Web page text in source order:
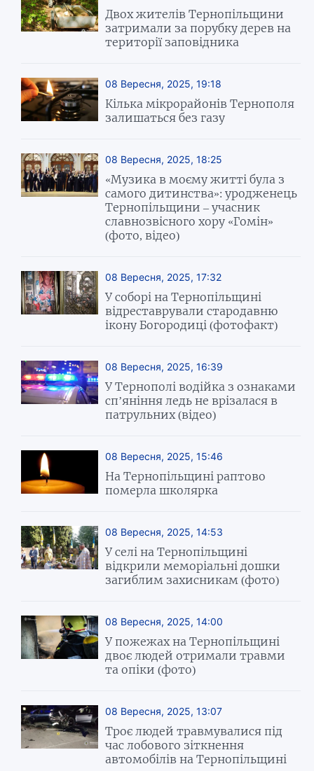
Двох жителів Тернопільщини
затримали за порубку дерев на
території заповідника
08 Вересня, 2025, 19:18
Кілька мікрорайонів Тернополя
залишаться без газу
08 Вересня, 2025, 18:25
«Музика в моєму житті була з
самого дитинства»: уродженець
Тернопільщини – учасник
славнозвісного хору «Гомін»
(фото, відео)
08 Вересня, 2025, 17:32
У соборі на Тернопільщині
відреставрували стародавню
ікону Богородиці (фотофакт)
08 Вересня, 2025, 16:39
У Тернополі водійка з ознаками
сп’яніння ледь не врізалася в
патрульних (відео)
08 Вересня, 2025, 15:46
На Тернопільщині раптово
померла школярка
08 Вересня, 2025, 14:53
У селі на Тернопільщині
відкрили меморіальні дошки
загиблим захисникам (фото)
08 Вересня, 2025, 14:00
У пожежах на Тернопільщині
двоє людей отримали травми
та опіки (фото)
08 Вересня, 2025, 13:07
Троє людей травмувалися під
час лобового зіткнення
автомобілів на Тернопільщині